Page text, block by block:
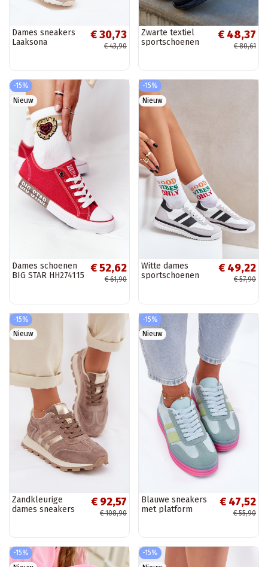
Dames sneakers
Laaksona
€ 30,73
€ 43,90
Zwarte textiel
sportschoenen
€ 48,37
€ 80,61
-15%
Nieuw
Dames schoenen
BIG STAR HH274115
€ 52,62
€ 61,90
-15%
Nieuw
Witte dames
sportschoenen
€ 49,22
€ 57,90
-15%
Nieuw
Zandkleurige
dames sneakers
€ 92,57
€ 108,90
-15%
Nieuw
Blauwe sneakers
met platform
€ 47,52
€ 55,90
-15%
-15%